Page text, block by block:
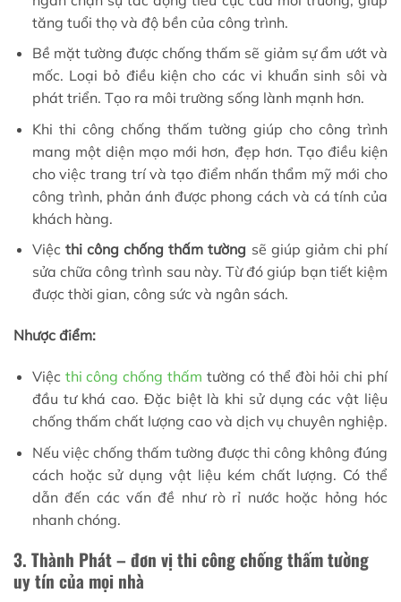
tăng tuổi thọ và độ bền của công trình.
Bề mặt tường được chống thấm sẽ giảm sự ẩm ướt và
mốc. Loại bỏ điều kiện cho các vi khuẩn sinh sôi và
phát triển. Tạo ra môi trường sống lành mạnh hơn.
Khi thi công chống thấm tường giúp cho công trình
mang một diện mạo mới hơn, đẹp hơn. Tạo điều kiện
cho việc trang trí và tạo điểm nhấn thẩm mỹ mới cho
công trình, phản ánh được phong cách và cá tính của
khách hàng.
Việc thi công chống thấm tường sẽ giúp giảm chi phí
sửa chữa công trình sau này. Từ đó giúp bạn tiết kiệm
được thời gian, công sức và ngân sách.
Nhược điểm:
Việc thi công chống thấm tường có thể đòi hỏi chi phí
đầu tư khá cao. Đặc biệt là khi sử dụng các vật liệu
chống thấm chất lượng cao và dịch vụ chuyên nghiệp.
Nếu việc chống thấm tường được thi công không đúng
cách hoặc sử dụng vật liệu kém chất lượng. Có thể
dẫn đến các vấn đề như rò rỉ nước hoặc hỏng hóc
nhanh chóng.
3. Thành Phát – đơn vị thi công chống thấm tường
uy tín của mọi nhà